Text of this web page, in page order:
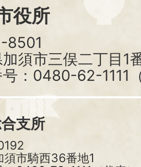
役所
8501
須市三俣二丁目1
号：0480-62-1111
支所
須市騎西36番地1